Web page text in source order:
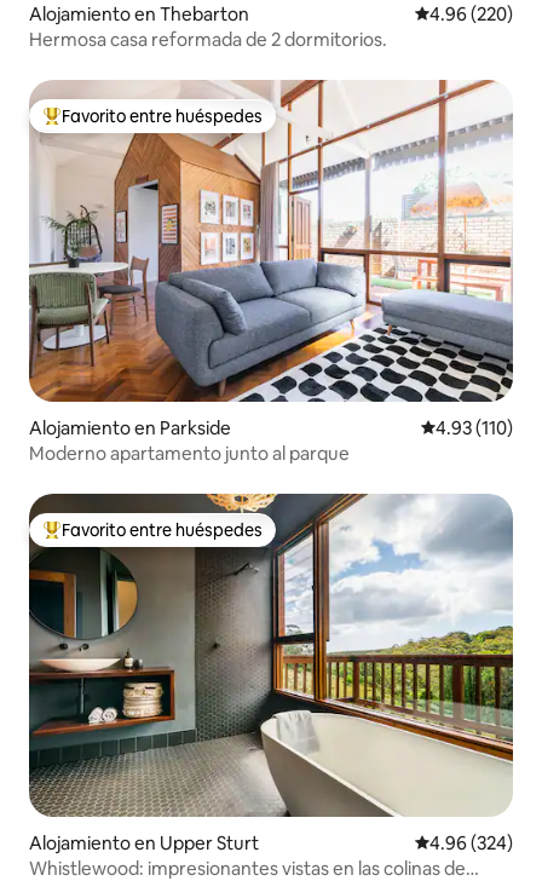
Alojamiento en Thebarton Calificación
4.96 (220)
Hermosa casa reformada de 2 dormitorios.
Favorito entre huéspedes preferido
Favorito entre huéspedes
Alojamiento en Parkside Calificación
4.93 (110)
Moderno apartamento junto al parque
Favorito entre huéspedes preferido
Favorito entre huéspedes
Alojamiento en Upper Sturt Calificación
4.96 (324)
Whistlewood: impresionantes vistas en las colinas de